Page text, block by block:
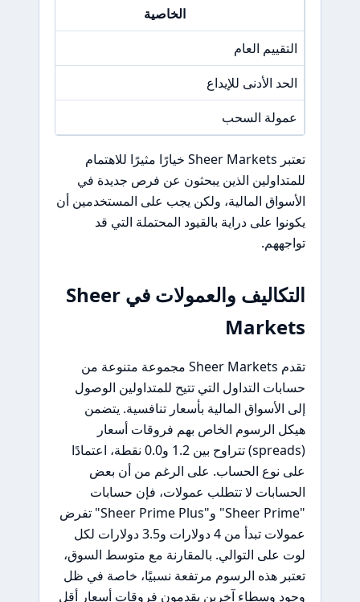
الخاصية
التقييم العام
الحد الأدنى للإيداع
عمولة السحب
تعتبر Sheer Markets خيارًا مثيرًا للاهتمام
للمتداولين الذين يبحثون عن فرص جديدة في
الأسواق المالية، ولكن يجب على المستخدمين أن
يكونوا على دراية بالقيود المحتملة التي قد
تواجههم.
التكاليف والعمولات في Sheer
Markets
تقدم Sheer Markets مجموعة متنوعة من
حسابات التداول التي تتيح للمتداولين الوصول
إلى الأسواق المالية بأسعار تنافسية. يتضمن
هيكل الرسوم الخاص بهم فروقات أسعار
(spreads) تتراوح بين 1.2 و0.0 نقطة، اعتمادًا
على نوع الحساب. على الرغم من أن بعض
الحسابات لا تتطلب عمولات، فإن حسابات
"Sheer Prime" و"Sheer Prime Plus" تفرض
عمولات تبدأ من 4 دولارات و3.5 دولارات لكل
لوت على التوالي. بالمقارنة مع متوسط السوق،
تعتبر هذه الرسوم مرتفعة نسبيًا، خاصة في ظل
وجود وسطاء آخرين يقدمون فروقات أسعار أقل